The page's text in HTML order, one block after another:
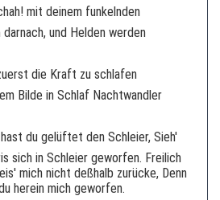
mit deinem funkelnden
und Helden werden
die Kraft zu schlafen
Bilde in Schlaf Nachtwandler
du gelüftet den Schleier, Sieh'
sich in Schleier geworfen. Freilich
mich nicht deßhalb zurücke, Denn
herein mich geworfen.